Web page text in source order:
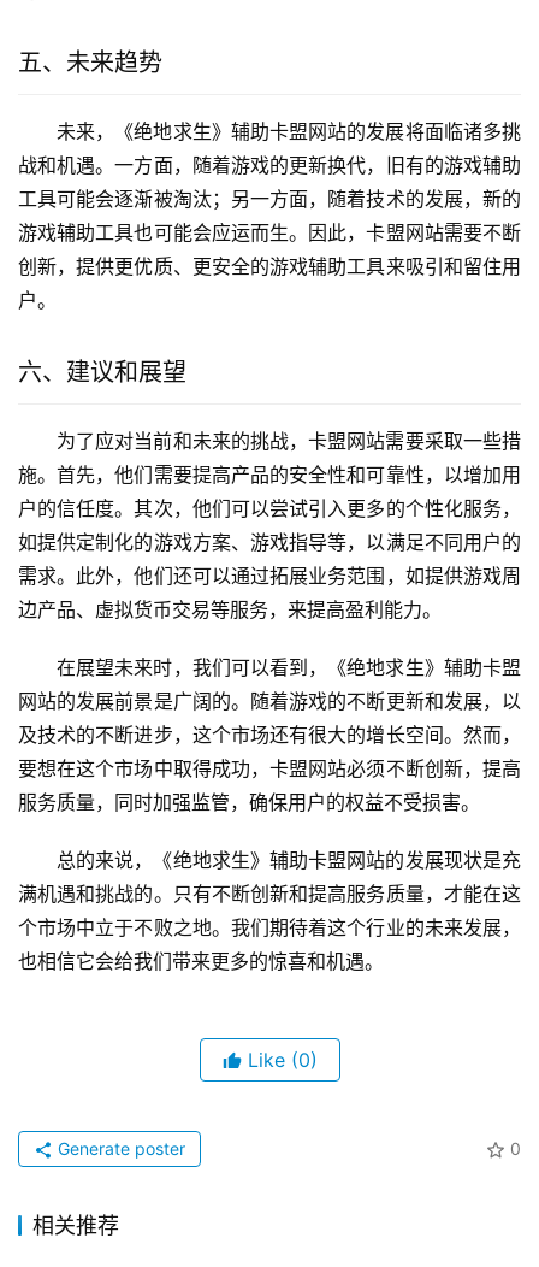
五、未来趋势
未来，《绝地求生》辅助卡盟网站的发展将面临诸多挑
战和机遇。一方面，随着游戏的更新换代，旧有的游戏辅助
工具可能会逐渐被淘汰；另一方面，随着技术的发展，新的
游戏辅助工具也可能会应运而生。因此，卡盟网站需要不断
创新，提供更优质、更安全的游戏辅助工具来吸引和留住用
户。
六、建议和展望
为了应对当前和未来的挑战，卡盟网站需要采取一些措
施。首先，他们需要提高产品的安全性和可靠性，以增加用
户的信任度。其次，他们可以尝试引入更多的个性化服务，
如提供定制化的游戏方案、游戏指导等，以满足不同用户的
需求。此外，他们还可以通过拓展业务范围，如提供游戏周
边产品、虚拟货币交易等服务，来提高盈利能力。
在展望未来时，我们可以看到，《绝地求生》辅助卡盟
网站的发展前景是广阔的。随着游戏的不断更新和发展，以
及技术的不断进步，这个市场还有很大的增长空间。然而，
要想在这个市场中取得成功，卡盟网站必须不断创新，提高
服务质量，同时加强监管，确保用户的权益不受损害。
总的来说，《绝地求生》辅助卡盟网站的发展现状是充
满机遇和挑战的。只有不断创新和提高服务质量，才能在这
个市场中立于不败之地。我们期待着这个行业的未来发展，
也相信它会给我们带来更多的惊喜和机遇。
Like (0)
0
Generate poster
相关推荐